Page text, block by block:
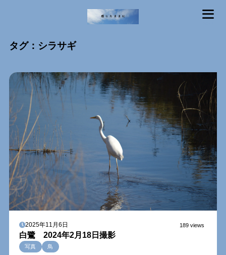
タグ：シラサギ
2025年11月6日 189 views
白鷺 2024年2月18日撮影
写真 鳥